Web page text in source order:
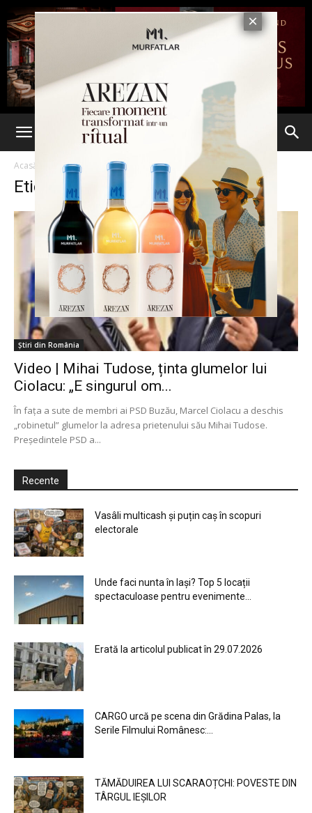
Acasă Etichete Ciolacu tudose
Etichetă: ciolacu tudose
Știri din România
Video | Mihai Tudose, ținta glumelor lui
Ciolacu: „E singurul om...
În fața a sute de membri ai PSD Buzău, Marcel Ciolacu a deschis
„robinetul” glumelor la adresa prietenului său Mihai Tudose.
Președintele PSD a...
Recente
Vasâli multicash și puțin caș în scopuri
electorale
Unde faci nunta în Iași? Top 5 locații
spectaculoase pentru evenimente...
Erată la articolul publicat în 29.07.2026
CARGO urcă pe scena din Grădina Palas, la
Serile Filmului Românesc:...
TĂMĂDUIREA LUI SCARAOȚCHI: POVESTE DIN
TÂRGUL IEȘILOR